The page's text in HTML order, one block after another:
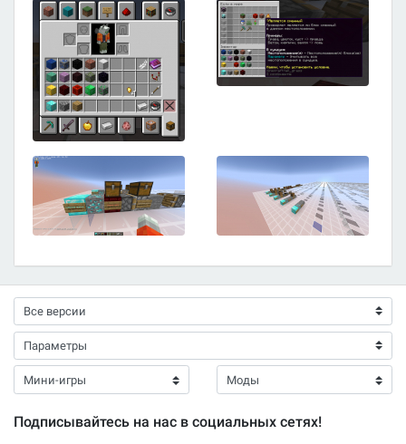
Подписывайтесь на нас в социальных сетях!